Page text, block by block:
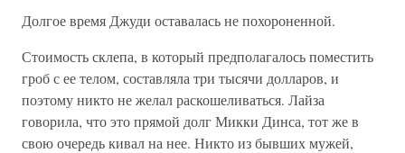
Долгое время Джуди оставалась не похороненной.
Стоимость склепа, в который предполагалось поместить
гроб с ее телом, составляла три тысячи долларов, и
поэтому никто не желал раскошеливаться. Лайза
говорила, что это прямой долг Микки Динса, тот же в
свою очередь кивал на нее. Никто из бывших мужей,